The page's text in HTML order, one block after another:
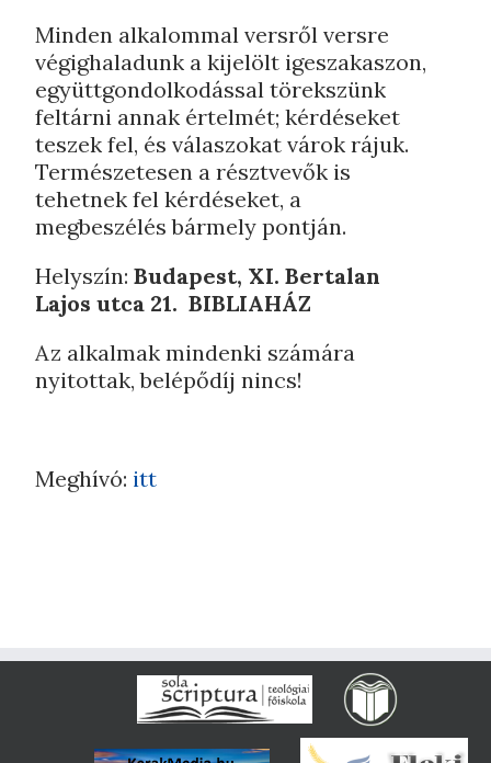
Minden alkalommal versről versre
végighaladunk a kijelölt igeszakaszon,
együttgondolkodással törekszünk
feltárni annak értelmét; kérdéseket
teszek fel, és válaszokat várok rájuk.
Természetesen a résztvevők is
tehetnek fel kérdéseket, a
megbeszélés bármely pontján.
Helyszín: Budapest, XI. Bertalan
Lajos utca 21. BIBLIAHÁZ
Az alkalmak mindenki számára
nyitottak, belépődíj nincs!
Meghívó: itt